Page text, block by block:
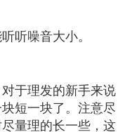
听噪音大小。
于理发的新手来说
短一块了。注意尽
量理的长一些，这